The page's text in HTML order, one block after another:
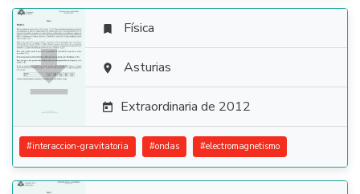

 Física
 Asturias
 Extraordinaria de 2012
#interaccion-gravitatoria #ondas #electromagnetismo